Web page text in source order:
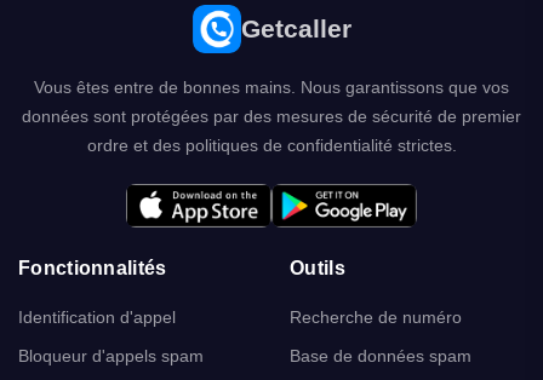
Getcaller
Vous êtes entre de bonnes mains. Nous garantissons que vos
données sont protégées par des mesures de sécurité de premier
ordre et des politiques de confidentialité strictes.
Fonctionnalités
Identification d'appel
Bloqueur d'appels spam
Outils
Recherche de numéro
Base de données spam